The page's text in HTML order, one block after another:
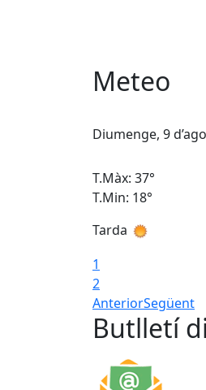
Meteo
Diumenge, 9
T.Màx: 37°
T.Min: 18°
Tarda
1
2
AnteriorSegüent
Butlletí